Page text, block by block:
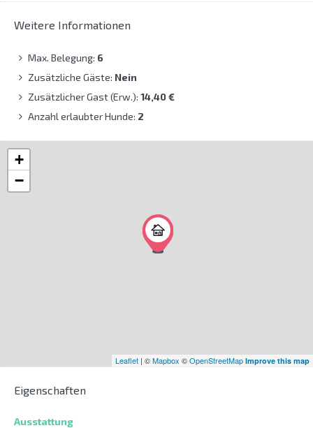
Weitere Informationen
Max. Belegung: 6
Zusätzliche Gäste: Nein
Zusätzlicher Gast (Erw.): 14,40 €
Anzahl erlaubter Hunde: 2
+
−
Leaflet | ©Mapbox ©OpenStreetMap Improve this map
Eigenschaften
Ausstattung